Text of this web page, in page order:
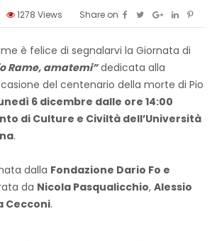
1278 Views Share on
è felice di segnalarvi la Giornata di
Rame, amatemi”dedicata alla
del centenario della morte di Pio
6 dicembre dalle ore 14:00
di Culture e Civiltà dell’Università
.
dalla Fondazione Dario Fo e
da Nicola Pasqualicchio, Alessio
Cecconi.